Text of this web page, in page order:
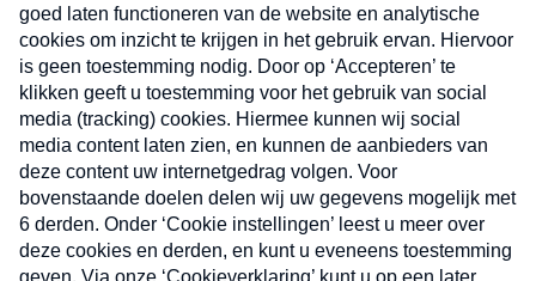
Verzend
Nieuwsbrief